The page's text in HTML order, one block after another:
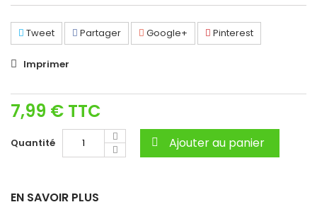
Tweet Partager Google+ Pinterest
Imprimer
7,99 € TTC
Quantité Ajouter au panier
EN SAVOIR PLUS